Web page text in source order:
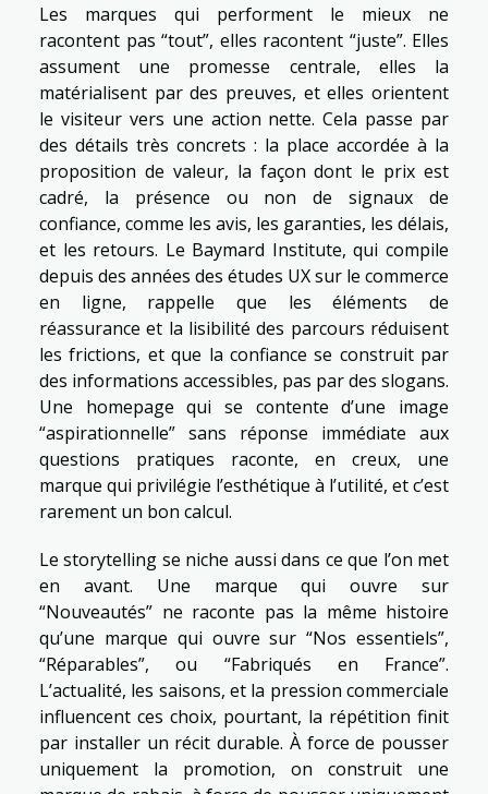
Les marques qui performent le mieux ne
racontent pas “tout”, elles racontent “juste”. Elles
assument une promesse centrale, elles la
matérialisent par des preuves, et elles orientent
le visiteur vers une action nette. Cela passe par
des détails très concrets : la place accordée à la
proposition de valeur, la façon dont le prix est
cadré, la présence ou non de signaux de
confiance, comme les avis, les garanties, les délais,
et les retours. Le Baymard Institute, qui compile
depuis des années des études UX sur le commerce
en ligne, rappelle que les éléments de
réassurance et la lisibilité des parcours réduisent
les frictions, et que la confiance se construit par
des informations accessibles, pas par des slogans.
Une homepage qui se contente d’une image
“aspirationnelle” sans réponse immédiate aux
questions pratiques raconte, en creux, une
marque qui privilégie l’esthétique à l’utilité, et c’est
rarement un bon calcul.
Le storytelling se niche aussi dans ce que l’on met
en avant. Une marque qui ouvre sur
“Nouveautés” ne raconte pas la même histoire
qu’une marque qui ouvre sur “Nos essentiels”,
“Réparables”, ou “Fabriqués en France”.
L’actualité, les saisons, et la pression commerciale
influencent ces choix, pourtant, la répétition finit
par installer un récit durable. À force de pousser
uniquement la promotion, on construit une